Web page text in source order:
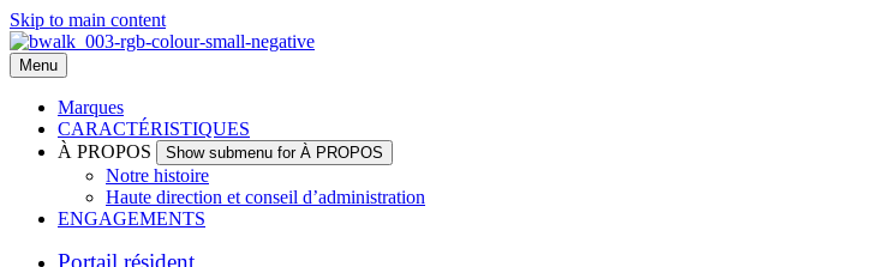
Skip to main content
Menu
Marques
CARACTÉRISTIQUES
À PROPOS
Show submenu for À PROPOS
Notre histoire
Haute direction et conseil d’administration
ENGAGEMENTS
Portail résident